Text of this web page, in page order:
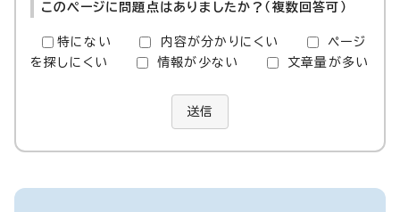
このページに問題点はありましたか？（複数回答可）
特にない 内容が分かりにくい
ページ
を探しにくい
情報が少ない 文章量が多い
送信